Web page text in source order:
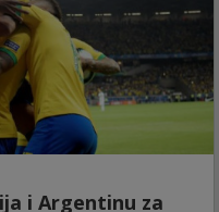
i Argentinu za